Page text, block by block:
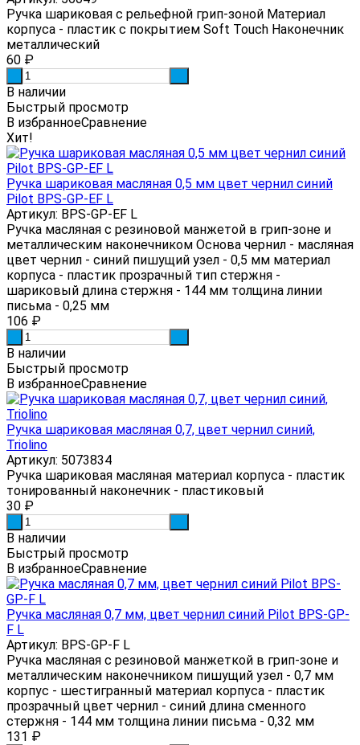
Ручка шариковая с рельефной грип-зоной Материал
корпуса - пластик с покрытием Soft Touch Наконечник
металлический
60 ₽
В наличии
Быстрый просмотр
В избранноеСравнение
Хит!
Ручка шариковая масляная 0,5 мм цвет чернил синий
Pilot BPS-GP-EF L
Артикул: BPS-GP-EF L
Ручка масляная с резиновой манжетой в грип-зоне и
металлическим наконечником Основа чернил - масляная
цвет чернил - синий пишущий узел - 0,5 мм материал
корпуса - пластик прозрачный тип стержня -
шариковый длина стержня - 144 мм толщина линии
письма - 0,25 мм
106 ₽
В наличии
Быстрый просмотр
В избранноеСравнение
Ручка шариковая масляная 0,7, цвет чернил синий,
Triolino
Артикул: 5073834
Ручка шариковая масляная материал корпуса - пластик
тонированный наконечник - пластиковый
30 ₽
В наличии
Быстрый просмотр
В избранноеСравнение
Ручка масляная 0,7 мм, цвет чернил синий Pilot BPS-GP-
F L
Артикул: BPS-GP-F L
Ручка масляная с резиновой манжеткой в грип-зоне и
металлическим наконечником пишущий узел - 0,7 мм
корпус - шестигранный материал корпуса - пластик
прозрачный цвет чернил - синий длина сменного
стержня - 144 мм толщина линии письма - 0,32 мм
131 ₽